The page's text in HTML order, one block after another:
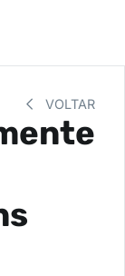
VOLTAR